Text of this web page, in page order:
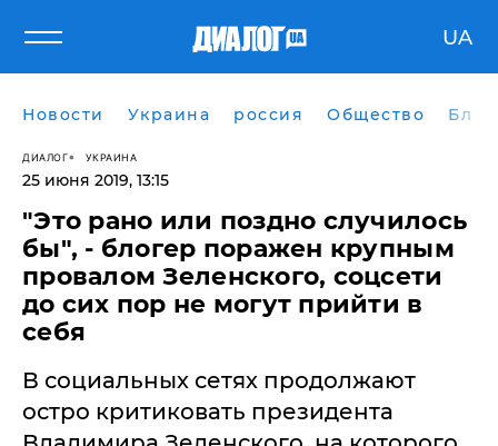
UA
Новости Украина россия Общество
ДИАЛОГ УКРАИНА
25 июня 2019, 13:15
"Это рано или поздно случилось
бы", - блогер поражен крупным
провалом Зеленского, соцсети
до сих пор не могут прийти в
себя
​В социальных сетях продолжают
остро критиковать президента